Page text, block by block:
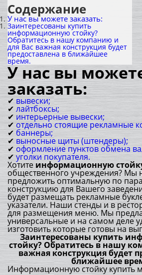
Содержание
У нас вы можете заказать:
Заинтересованы купить
информационную стойку?
Обратитесь в нашу компанию и
для Вас важная конструкция будет
предоставлена в ближайшее
время.
У нас вы
заказать:
✔ вывески;
✔ лайтбоксы;
✔ интерьерные вывески;
✔ отдельно стоящие рекламные
✔баннеры;
✔выносные щиты (штендеры);
✔ оформление пунктов обмена
✔ уголки покупателя.
Хотитеинформационную
общественного учреждения? Мы
предложить оптимальную по
конструкцию для Вашего
будет размещать рекламные
указатели. Наши стенды и в
для размещения меню. Мы
универсальные и на самом деле
изготовить которые готовы на
Заинтересованы купить
стойку? Обратитесь в нашу
важная конструкция будет
ближайшее
Информационную стойку купить